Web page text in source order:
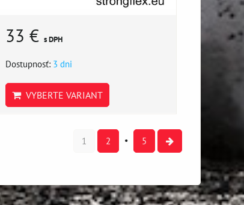
33 €s DPH
Dostupnosť: 3 dni
VYBERTE VARIANT
1 2 5